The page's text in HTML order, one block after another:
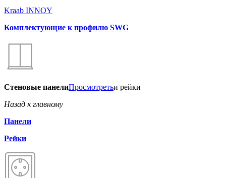
Kraab INNOY
Комплектующие к профилю SWG
Стеновые панелиПросмотретьи рейки
Назад к главному
Панели
Рейки